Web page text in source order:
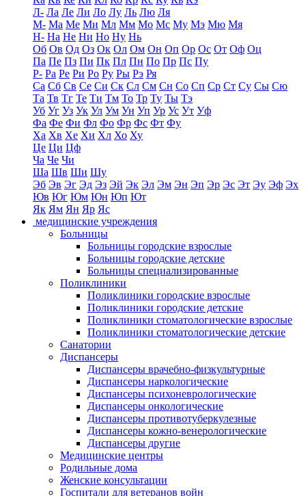
Л- Ла Ле Ли Ло Лу Ль Лю Ля
М- Ма Ме Ми Мл Мм Мо Мс Му Мэ Мю Мя
Н- На Не Ни Но Ну Нь
Об Ов Од Оз Ок Ол Ом Он Оп Ор Ос От Оф Оц
Па Пе Пз Пи Пк Пл Пн По Пр Пс Пу
Р- Ра Ре Ри Ро Ру Ры Рэ Ря
Са Сб Св Се Си Ск Сл См Сн Со Сп Ср Ст Су Сы Сю
Та Тв Тг Те Ти Тм То Тр Ту Ты Тэ
Уб Уг Уз Ук Ул Ум Ун Уп Ур Ус Ут Уф
Фа Фе Фи Фл Фо Фр Фс Фт Фу
Ха Хв Хе Хи Хл Хо Ху
Це Ци Цф
Ча Че Чи
Ша Шв Ши Шу
Эб Эв Эг Эд Эз Эй Эк Эл Эм Эн Эп Эр Эс Эт Эу Эф Эх
Юв Юг Юм Юн Юп Ют
Як Ям Ян Яр Яс
медицинские учреждения
Больницы
Больницы городские взрослые
Больницы городские детские
Больницы специализированные
Поликлиники
Поликлиники городские взрослые
Поликлиники городские детские
Поликлиники стоматологические взрослые
Поликлиники стоматологические детские
Санатории
Диспансеры
Диспансеры врачебно-физкультурные
Диспансеры наркологические
Диспансеры психоневрологические
Диспансеры онкологические
Диспансеры противотуберкулезные
Диспансеры кожно-венерологические
Диспансеры другие
Медицинские центры
Родильные дома
Женские консультации
Госпитали для ветеранов войн